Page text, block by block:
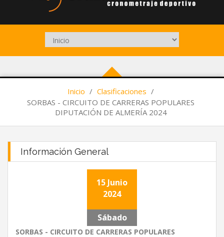
Inicio / Clasificaciones /
SORBAS - CIRCUITO DE CARRERAS POPULARES
DIPUTACIÓN DE ALMERÍA 2024
Información General
15 Junio
2024
Sábado
SORBAS - CIRCUITO DE CARRERAS POPULARES